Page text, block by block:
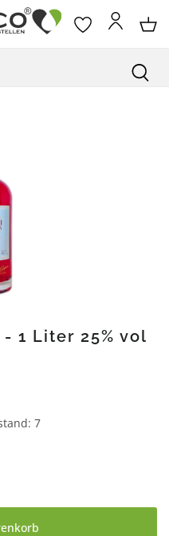
1 Liter 25% vol
7
gewünschten